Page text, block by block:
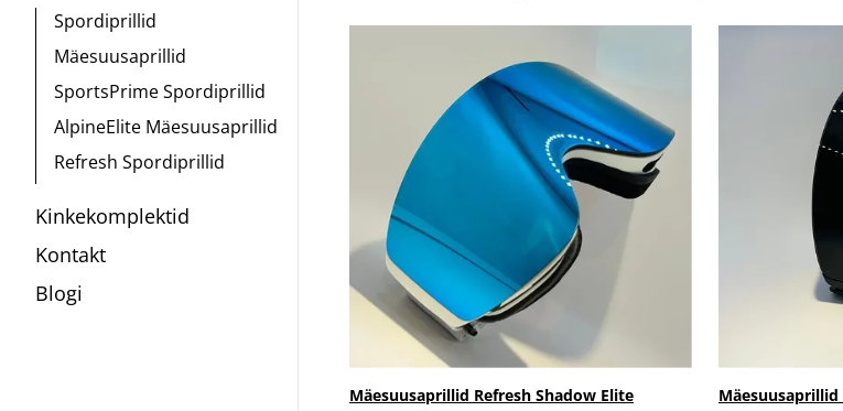
Spordiprillid
Mäesuusaprillid
SportsPrime Spordiprillid
AlpineElite Mäesuusaprillid
Refresh Spordiprillid
Kinkekomplektid
Kontakt
Blogi
Mäesuusaprillid Refresh Shadow Elite
Mäesuusaprillid